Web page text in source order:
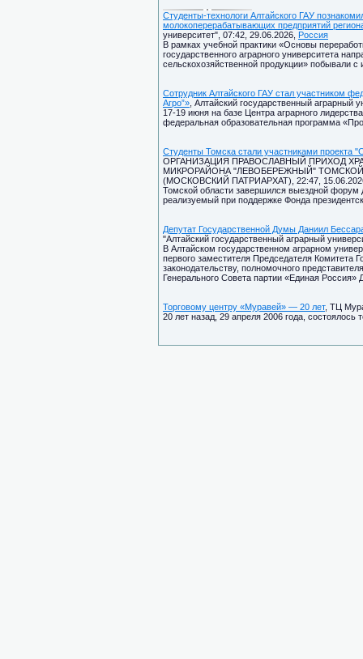
Студенты-технологи Алтайского ГАУ
молокоперерабатывающих предприятий
университет", 07:42, 29.06.2026, Россия
В рамках учебной практики «Основы
государственного аграрного университета
сельскохозяйственной продукции» побывали
Сотрудник Алтайского ГАУ стал участником
Агро”» , Алтайский государственный аграрный
17-19 июня на базе Центра аграрного
федеральная образовательная программа
Студенты Томска стали участниками проекта
ОРГАНИЗАЦИЯ ПРАВОСЛАВНЫЙ ПРИХОД
МИКРОРАЙОНА "ЛЕВОБЕРЕЖНЫЙ"
(МОСКОВСКИЙ ПАТРИАРХАТ), 22:47,
Томской области завершился выездной форум
реализуемый при поддержке Фонда
Депутат Государственной Думы Даниил
"Алтайский государственный аграрный
В Алтайском государственном аграрном
первого заместителя Председателя Комитета
законодательству, полномочного
Генерального Совета партии «Единая
Торговому центру «Муравей» — 20 лет, ТЦ
20 лет назад, 29 апреля 2006 года, состоялось